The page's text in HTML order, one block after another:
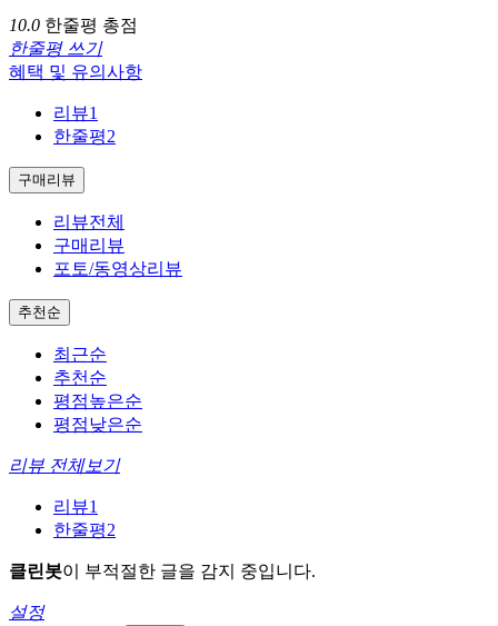
10.0 한줄평 총점
한줄평 쓰기
혜택 및 유의사항
리뷰1
한줄평2
구매리뷰
리뷰전체
구매리뷰
포토/동영상리뷰
추천순
최근순
추천순
평점높은순
평점낮은순
리뷰 전체보기
리뷰1
한줄평2
클린봇이 부적절한 글을 감지 중입니다.
설정